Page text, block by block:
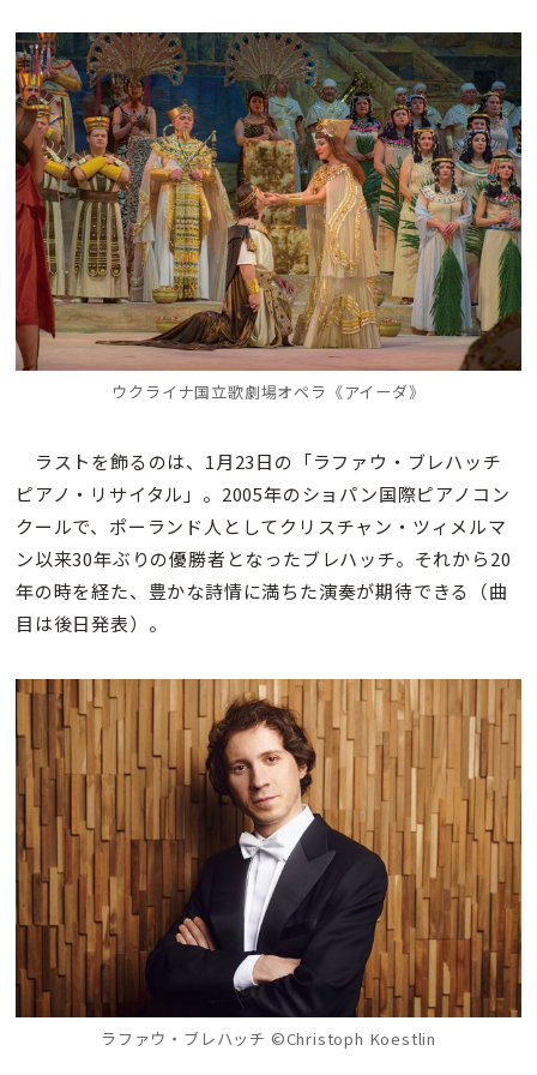
ウクライナ国立歌劇場オペラ《アイーダ》
ラストを飾るのは、1月23日の「ラファウ・ブレハッチ
ピアノ・リサイタル」。2005年のショパン国際ピアノコン
クールで、ポーランド人としてクリスチャン・ツィメルマ
ン以来30年ぶりの優勝者となったブレハッチ。それから20
年の時を経た、豊かな詩情に満ちた演奏が期待できる（曲
目は後日発表）。
ラファウ・ブレハッチ ©Christoph Koestlin